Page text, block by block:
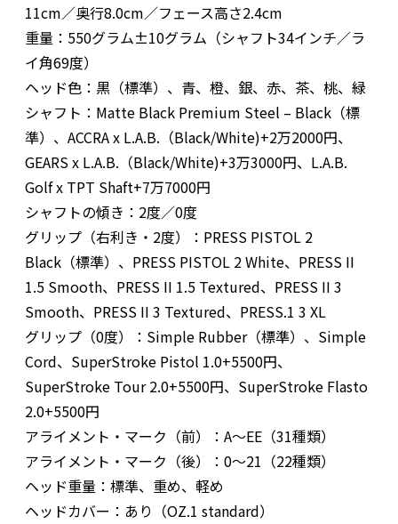
11cm／奥行8.0cm／フェース高さ2.4cm
重量：550グラム±10グラム（シャフト34インチ／ラ
イ角69度）
ヘッド色：黒（標準）、青、橙、銀、赤、茶、桃、緑
シャフト：Matte Black Premium Steel – Black（標
準）、ACCRA x L.A.B.（Black/White)+2万2000円、
GEARS x L.A.B.（Black/White)+3万3000円、L.A.B.
Golf x TPT Shaft+7万7000円
シャフトの傾き：2度／0度
グリップ（右利き・2度）：PRESS PISTOL 2
Black（標準）、PRESS PISTOL 2 White、PRESS II
1.5 Smooth、PRESS II 1.5 Textured、PRESS II 3
Smooth、PRESS II 3 Textured、PRESS.1 3 XL
グリップ（0度）：Simple Rubber（標準）、Simple
Cord、SuperStroke Pistol 1.0+5500円、
SuperStroke Tour 2.0+5500円、SuperStroke Flasto
2.0+5500円
アライメント・マーク（前）：A～EE（31種類）
アライメント・マーク（後）：0～21（22種類）
ヘッド重量：標準、重め、軽め
ヘッドカバー：あり（OZ.1 standard）